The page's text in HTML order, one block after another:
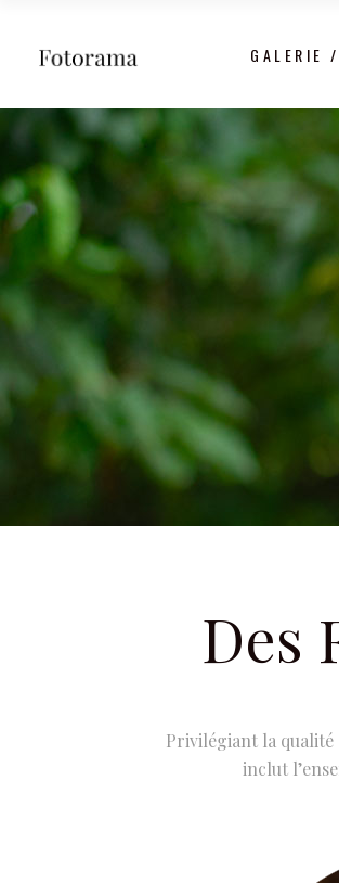
GALERIE
Des
Privilégiant la qualité
inclut